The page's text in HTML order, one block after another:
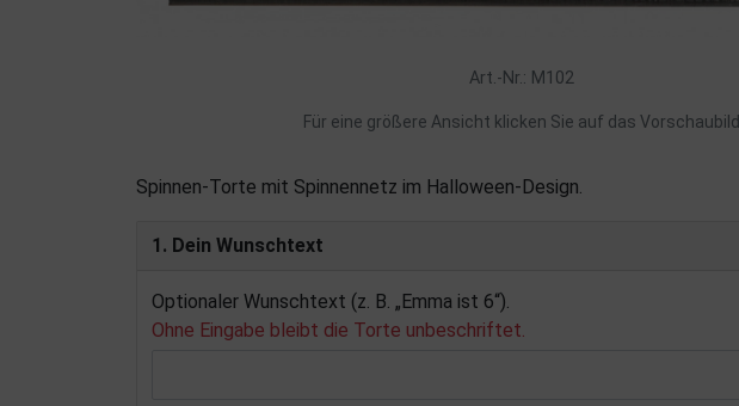
Art.-Nr.: M102
Für eine größere Ansicht klicken Sie auf das Vorschaubild
Spinnen-Torte mit Spinnennetz im Halloween-Design.
1. Dein Wunschtext
Optionaler Wunschtext (z. B. „Emma ist 6“).
Ohne Eingabe bleibt die Torte unbeschriftet.